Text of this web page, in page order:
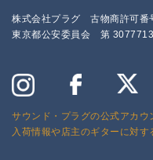
株式会社プラグ 古物商許可番
東京都公安委員会 第
サウンド・プラグの公式アカウ
入荷情報や店主のギターに対す